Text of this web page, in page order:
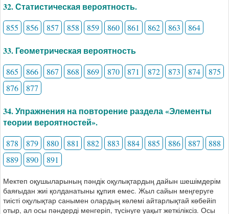
32. Статистическая вероятность.
855 856 857 858 859 860 861 862 863 864
33. Геометрическая вероятность
865 866 867 868 869 870 871 872 873 874
875
876
877
34. Упражнения на повторение раздела «Элементы
теории вероятностей».
878 879 880 881 882 883 884 885 886 887
888
889
890 891
Мектеп оқушыларының пәндік оқулықтардың дайын шешімдерім
баяғыдан жиі қолданатыны құпия емес. Жыл сайын меңгеруге
тиісті оқулықтар санымен олардың көлемі айтарлықтай көбейіп
отыр, ал осы пәндерді менгеріп, түсінуге уақыт жеткіліксіз. Осы